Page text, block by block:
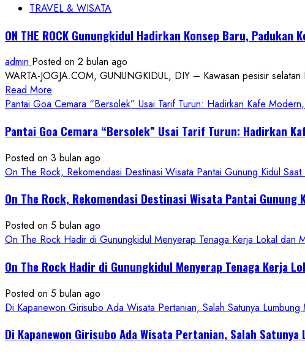
TRAVEL & WISATA
ON THE ROCK Gunungkidul Hadirkan Konsep Baru, Padukan
admin Posted on 2 bulan ago
WARTA-JOGJA.COM, GUNUNGKIDUL, DIY – Kawasan pesisir
Read More
more
ON
ROCK
Gunungkidul
Konsep
Padukan
Keindahan
dan
Wisata
Kekinian
Pantai Goa Cemara “Bersolek” Usai Tarif Turun: Hadirkan Kafe
Pantai Goa Cemara “Bersolek” Usai Tarif Turun: Hadirkan
Posted on 3 bulan ago
On The Rock, Rekomendasi Destinasi Wisata Pantai Gunung Kidul Saat
On The Rock, Rekomendasi Destinasi Wisata Pantai Gunung
Posted on 5 bulan ago
On The Rock Hadir di Gunungkidul Menyerap Tenaga Kerja Lokal dan
On The Rock Hadir di Gunungkidul Menyerap Tenaga Kerja
Posted on 5 bulan ago
Di Kapanewon Girisubo Ada Wisata Pertanian, Salah Satunya Lumbung
Di Kapanewon Girisubo Ada Wisata Pertanian, Salah